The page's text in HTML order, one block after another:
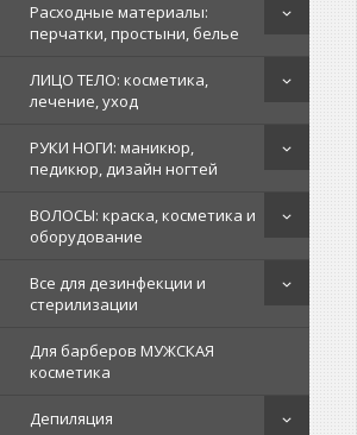
Расходные материалы:
перчатки, простыни, белье
ЛИЦО ТЕЛО: косметика,
лечение, уход
РУКИ НОГИ: маникюр,
педикюр, дизайн ногтей
ВОЛОСЫ: краска, косметика и
оборудование
Все для дезинфекции и
стерилизации
Для барберов МУЖСКАЯ
косметика
Депиляция